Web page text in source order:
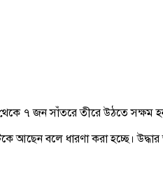
৭ জন সাঁতরে তীরে উঠতে সক্ষম
আছেন বলে ধারণা করা হচ্ছে।